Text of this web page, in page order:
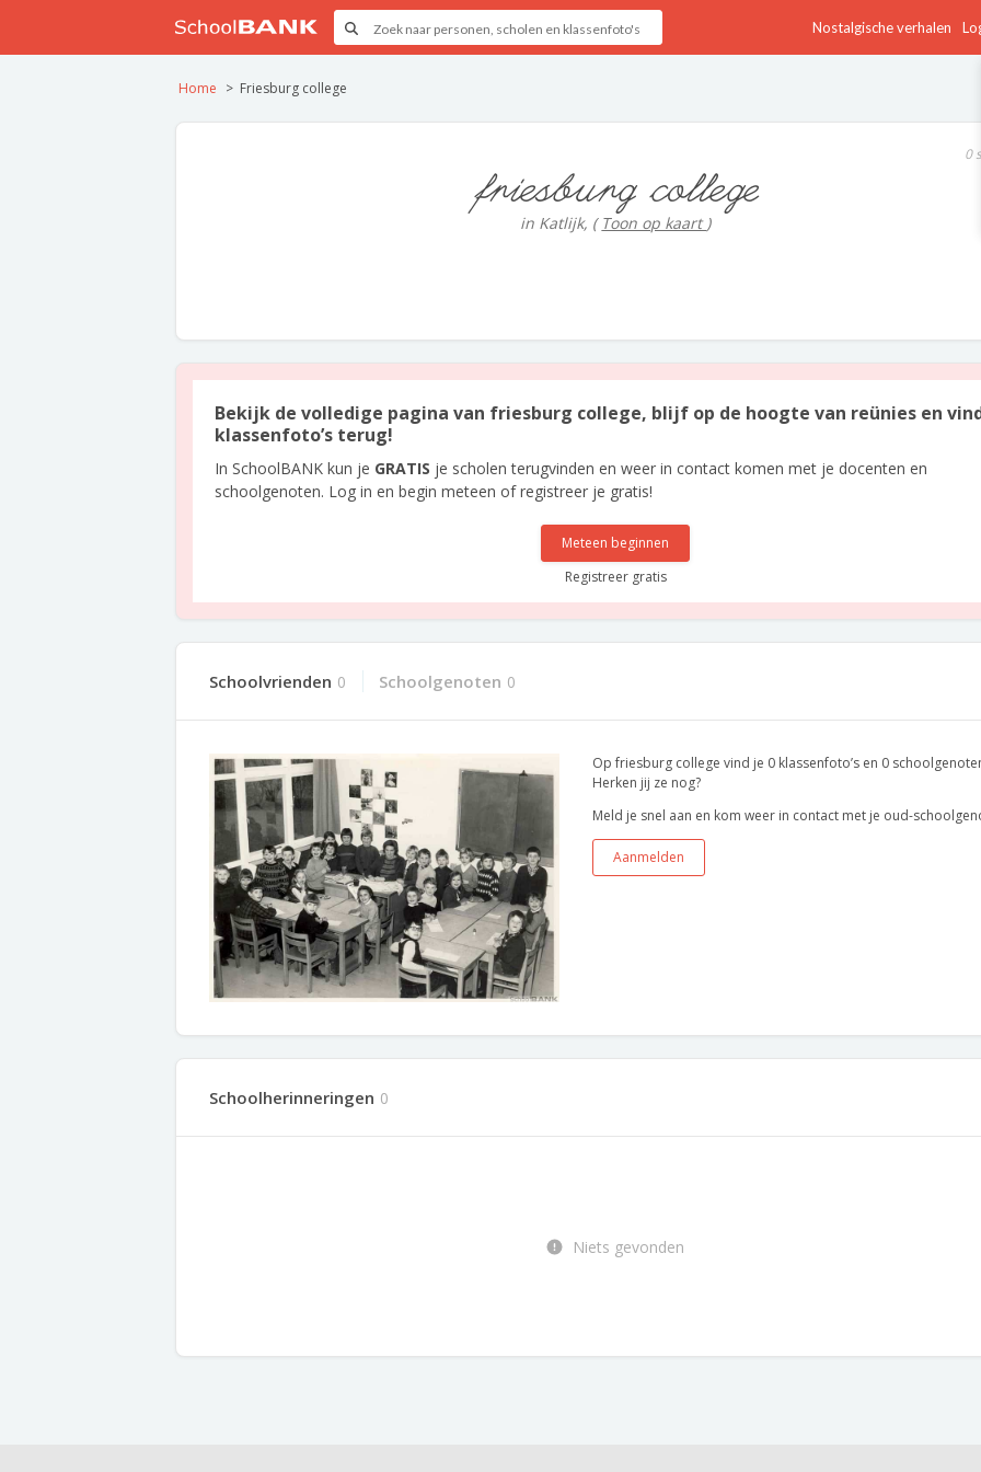
Nostalgische verhalen
Home Friesburg college
friesburg college
in Katlijk, ( Toon op kaart )
0
Bekijk de volledige pagina van friesburg college, blijf op de hoogte van reünies en
klassenfoto’s terug!
In SchoolBANK kun je GRATIS je scholen terugvinden en weer in contact komen met je docenten en
schoolgenoten. Log in en begin meteen of registreer je gratis!
Meteen beginnen
Registreer gratis
Schoolvrienden 0 Schoolgenoten 0
Op friesburg college vind je 0 klassenfoto’s en 0
Herken jij ze nog?
Meld je snel aan en kom weer in contact met je oud-
Aanmelden
Schoolherinneringen 0
Niets gevonden